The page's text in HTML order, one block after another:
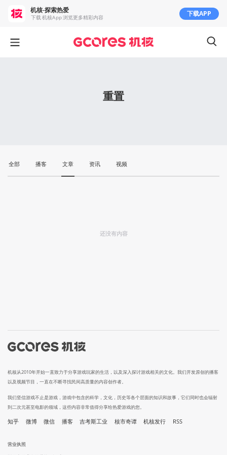
重置
全部 播客 文章 资讯 视频
还没有内容
机核从2010年开始一直致力于分享游戏玩家的生活，以及深入探讨游戏相关的文化。我们开发原创的播客
以及视频节目，一直在不断寻找民间高质量的内容创作者。
我们坚信游戏不止是游戏，游戏中包含的科学，文化，历史等各个层面的知识和故事，它们同时也会辐射
到二次元甚至电影的领域，这些内容非常值得分享给热爱游戏的您。
知乎 微博 微信 播客 吉考斯工业 核市奇谭 机核发行 RSS
营业执照
机核-探索热爱
下载 机核App 浏览更多精彩内容 下载APP